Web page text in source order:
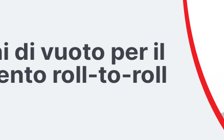
di vuoto per il
roll-to-roll